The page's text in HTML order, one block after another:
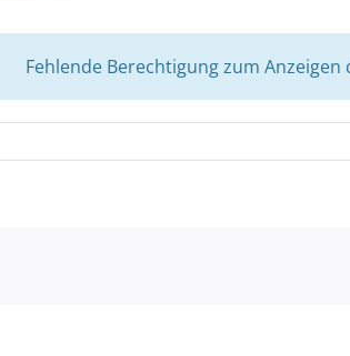
Fehlende Berechtigung zum Anzeigen